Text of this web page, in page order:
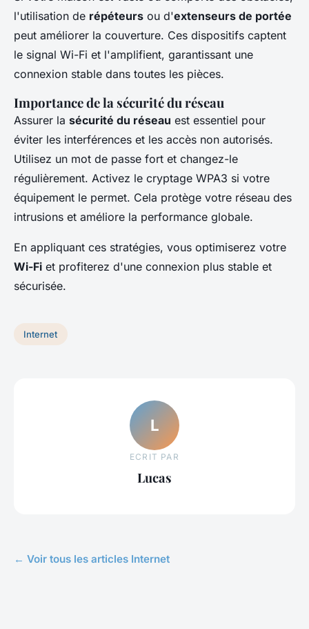
l'utilisation de répéteurs ou d'extenseurs de portée
peut améliorer la couverture. Ces dispositifs captent
le signal Wi-Fi et l'amplifient, garantissant une
connexion stable dans toutes les pièces.
Importance de la sécurité du réseau
Assurer la sécurité du réseau est essentiel pour
éviter les interférences et les accès non autorisés.
Utilisez un mot de passe fort et changez-le
régulièrement. Activez le cryptage WPA3 si votre
équipement le permet. Cela protège votre réseau des
intrusions et améliore la performance globale.
En appliquant ces stratégies, vous optimiserez votre
Wi-Fi et profiterez d'une connexion plus stable et
sécurisée.
Internet
L
ECRIT PAR
Lucas
← Voir tous les articles Internet